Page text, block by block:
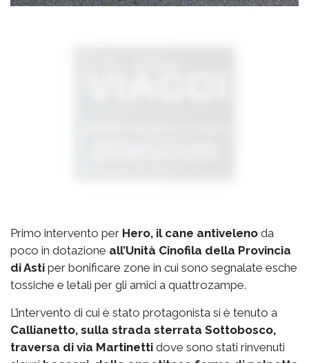
Primo intervento per Hero, il cane antiveleno da
poco in dotazione all’Unità Cinofila della Provincia
di Asti per bonificare zone in cui sono segnalate esche
tossiche e letali per gli amici a quattrozampe.
L’intervento di cui è stato protagonista si è tenuto a
Callianetto, sulla strada sterrata Sottobosco,
traversa di via Martinetti dove sono stati rinvenuti